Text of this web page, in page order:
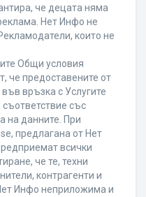
че децата няма
Нет Инфо не
които не
Общи условия
че предоставените от
връзка с Услугите
със
на данните. При
предлагана от Нет
всички
че те, техни
контрагенти и
Инфо неприложима и